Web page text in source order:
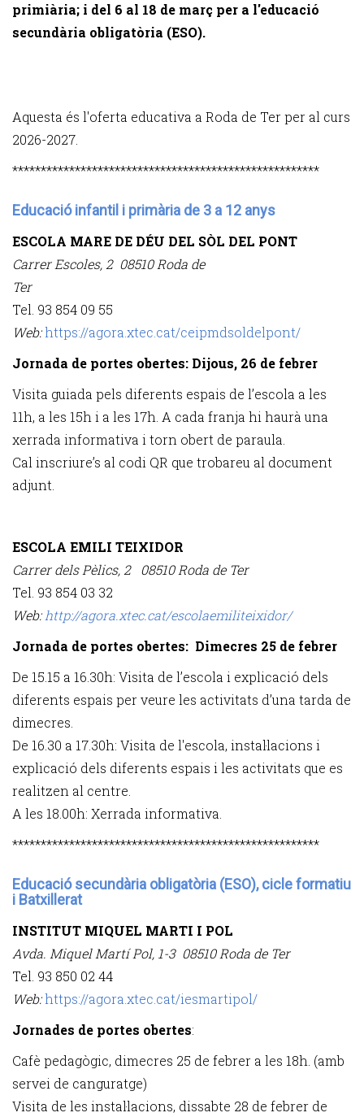
primiària; i del 6 al 18 de març per a l'educació
secundària obligatòria (ESO).
Aquesta és l'oferta educativa a Roda de Ter per al curs
2026-2027.
******************************************************
Educació infantil i primària de 3 a 12 anys
ESCOLA MARE DE DÉU DEL SÒL DEL PONT
Carrer Escoles, 2 08510 Roda de
Ter
Tel. 93 854 09 55
Web:https://agora.xtec.cat/ceipmdsoldelpont/
Jornada de portes obertes: Dijous, 26 de febrer
Visita guiada pels diferents espais de l’escola a les
11h, a les 15h i a les 17h. A cada franja hi haurà una
xerrada informativa i torn obert de paraula.
Cal inscriure’s al codi QR que trobareu al document
adjunt.
ESCOLA EMILI TEIXIDOR
Carrer dels Pèlics, 2 08510 Roda de Ter
Tel. 93 854 03 32
Web: http://agora.xtec.cat/escolaemiliteixidor/
Jornada de portes obertes: Dimecres 25 de febrer
De 15.15 a 16.30h: Visita de l’escola i explicació dels
diferents espais per veure les activitats d’una tarda de
dimecres.
De 16.30 a 17.30h: Visita de l'escola, instal·lacions i
explicació dels diferents espais i les activitats que es
realitzen al centre.
A les 18.00h: Xerrada informativa.
******************************************************
Educació secundària obligatòria (ESO), cicle formatiu
i Batxillerat
INSTITUT MIQUEL MARTI I POL
Avda. Miquel Martí Pol, 1-3 08510 Roda de Ter
Tel. 93 850 02 44
Web:https://agora.xtec.cat/iesmartipol/
Jornades de portes obertes:
Cafè pedagògic, dimecres 25 de febrer a les 18h. (amb
servei de canguratge)
Visita de les instal·lacions, dissabte 28 de febrer de